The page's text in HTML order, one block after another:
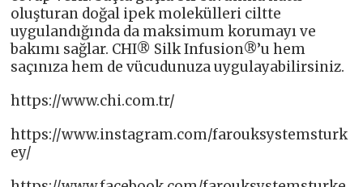
oluşturan doğal ipek molekülleri ciltte
uygulandığında da maksimum korumayı ve
bakımı sağlar. CHI® Silk Infusion®’u hem
saçınıza hem de vücudunuza uygulayabilirsiniz.
https://www.chi.com.tr/
https://www.instagram.com/farouksystemsturk
ey/